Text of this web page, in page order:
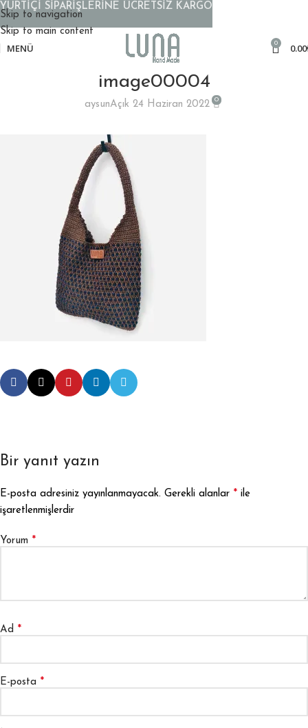
Skip to navigation
Skip to main content
MENÜ 0 0.00
image00004
aysunAçık 24 Haziran 2022 0
Bir yanıt yazın
E-posta adresiniz yayınlanmayacak. Gerekli alanlar * ile
işaretlenmişlerdir
Yorum *
Ad *
E-posta *
YURTİÇİ SİPARİŞLERİNE ÜCRETSİZ KARGO